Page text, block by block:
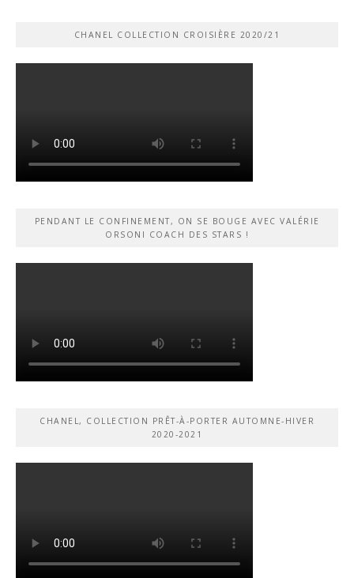
CHANEL COLLECTION CROISIÈRE 2020/21
PENDANT LE CONFINEMENT, ON SE BOUGE AVEC VALÉRIE
ORSONI COACH DES STARS !
CHANEL, COLLECTION PRÊT-À-PORTER AUTOMNE-HIVER
2020-2021